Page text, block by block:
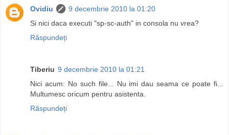
Ovidiu
9 decembrie 2010 la 01:20
Si nici daca executi "sp-sc-auth" in consola nu vrea?
Răspundeți
Tiberiu 9 decembrie 2010 la 01:21
Nici acum: No such file... Nu imi dau seama ce poate fi...
Multumesc oricum pentru asistenta.
Răspundeți